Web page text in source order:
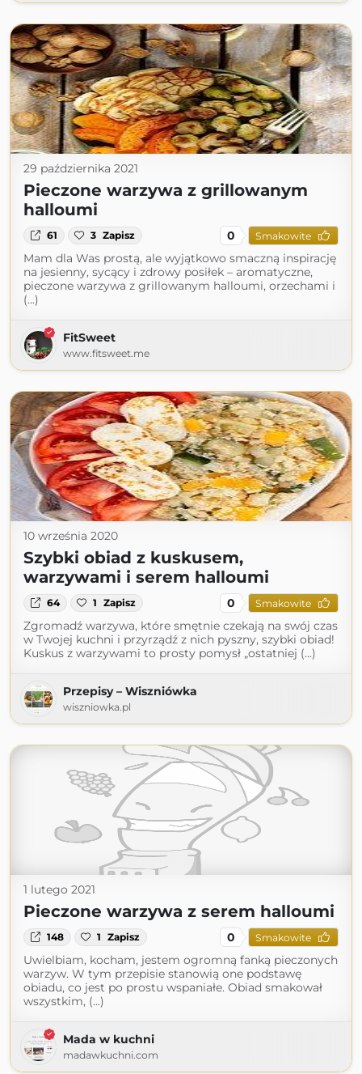
29 października 2021
Pieczone warzywa z grillowanym
halloumi
61 3 Zapisz 0 Smakowite
Mam dla Was prostą, ale wyjątkowo smaczną inspirację
na jesienny, sycący i zdrowy posiłek – aromatyczne,
pieczone warzywa z grillowanym halloumi, orzechami i
(...)
FitSweet
www.fitsweet.me
10 września 2020
Szybki obiad z kuskusem,
warzywami i serem halloumi
64 1 Zapisz 0 Smakowite
Zgromadź warzywa, które smętnie czekają na swój czas
w Twojej kuchni i przyrządź z nich pyszny, szybki obiad!
Kuskus z warzywami to prosty pomysł „ostatniej (...)
Przepisy – Wiszniówka
wiszniowka.pl
1 lutego 2021
Pieczone warzywa z serem halloumi
148 1 Zapisz 0 Smakowite
Uwielbiam, kocham, jestem ogromną fanką pieczonych
warzyw. W tym przepisie stanowią one podstawę
obiadu, co jest po prostu wspaniałe. Obiad smakował
wszystkim, (...)
Mada w kuchni
madawkuchni.com